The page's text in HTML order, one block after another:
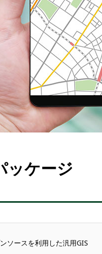
ッケージ
ソースを利用した汎用GIS